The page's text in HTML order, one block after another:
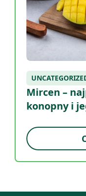
Mircen –
konopny i